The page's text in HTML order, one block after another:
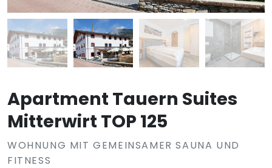
Apartment Tauern Suites
Mitterwirt TOP 125
WOHNUNG MIT GEMEINSAMER SAUNA UND
FITNESS